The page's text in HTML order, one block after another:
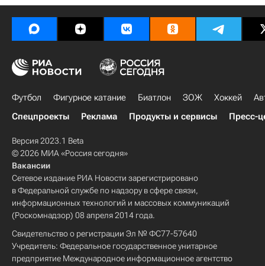
Футбол Фигурное катание Биатлон ЗОЖ Хоккей
Спецпроекты
Реклама Продукты и сервисы Пресс-
Версия 2023.1 Beta
© 2026 МИА «Россия сегодня»
Вакансии
Сетевое издание РИА Новости зарегистрировано
в Федеральной службе по надзору в сфере связи,
информационных технологий и массовых коммуникаций
(Роскомнадзор) 08 апреля 2014 года.
Свидетельство о регистрации Эл № ФС77-57640
Учредитель: Федеральное государственное унитарное
предприятие Международное информационное агентство